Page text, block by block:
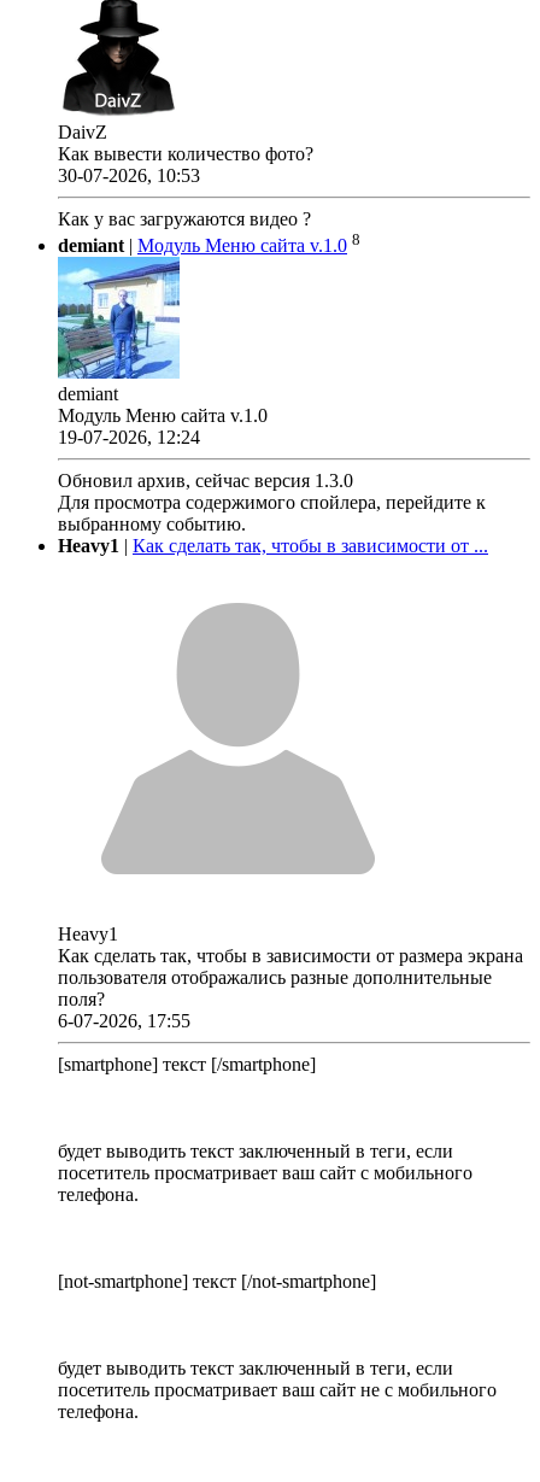
DaivZ
Как вывести количество фото?
30-07-2026, 10:53
Как у вас загружаются видео ?
demiant | Модуль Меню сайта v.1.0 8
demiant
Модуль Меню сайта v.1.0
19-07-2026, 12:24
Обновил архив, сейчас версия 1.3.0
Для просмотра содержимого спойлера, перейдите к
выбранному событию.
Heavy1 | Как сделать так, чтобы в зависимости от ...
Heavy1
Как сделать так, чтобы в зависимости от размера экрана
пользователя отображались разные дополнительные
поля?
6-07-2026, 17:55
[smartphone] текст [/smartphone]
будет выводить текст заключенный в теги, если
посетитель просматривает ваш сайт с мобильного
телефона.
[not-smartphone] текст [/not-smartphone]
будет выводить текст заключенный в теги, если
посетитель просматривает ваш сайт не с мобильного
телефона.